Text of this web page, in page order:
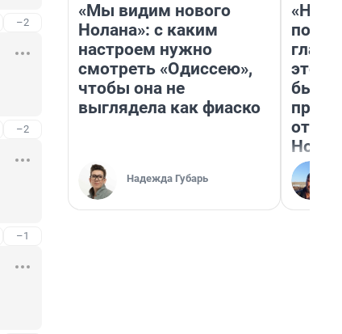
–2
–2
–1
«Мы видим нового
Нолана»: с каким
настроем нужно
смотреть «Одиссею»,
чтобы она не
выглядела как фиаско
Надежда Губарь
этого
бьет